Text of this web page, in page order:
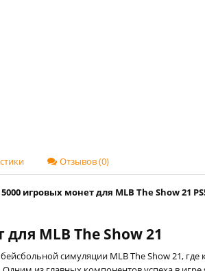
Отзывов (0)
игровых монет для MLB The Show 21
MLB The Show 21
симуляции MLB The Show 21,